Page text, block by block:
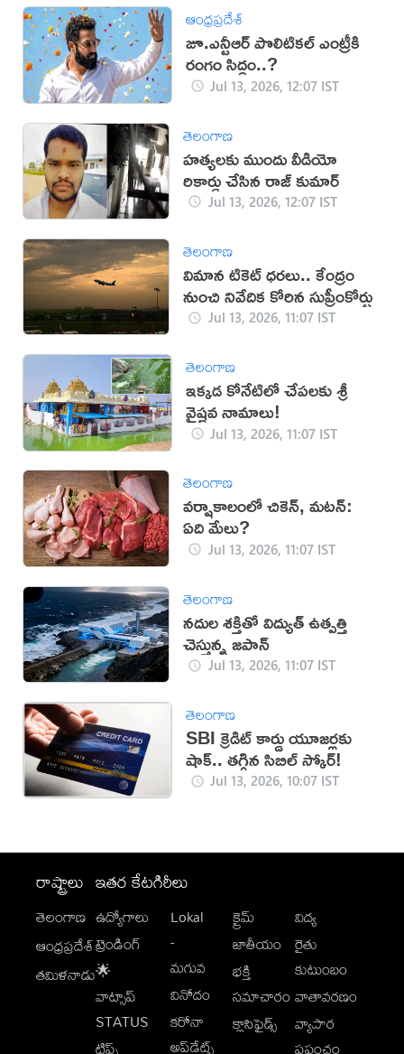
ఆంధ్రప్రదేశ్
జూ.ఎన్టీఆర్‌ పొలిటికల్‌ ఎంట్రీకి
రంగం సిద్ధం..?
Jul 13, 2026, 12:07 IST
తెలంగాణ
హత్యలకు ముందు వీడియో
రికార్డు చేసిన రాజ్ కుమార్
Jul 13, 2026, 12:07 IST
తెలంగాణ
విమాన టికెట్‌ ధరలు.. కేంద్రం
నుంచి నివేదిక కోరిన సుప్రీంకోర్టు
Jul 13, 2026, 11:07 IST
తెలంగాణ
ఇక్కడ కోనేటిలో చేపలకు శ్రీ
వైష్ణవ నామాలు!
Jul 13, 2026, 11:07 IST
తెలంగాణ
వర్షాకాలంలో చికెన్, మటన్:
ఏది మేలు?
Jul 13, 2026, 11:07 IST
తెలంగాణ
నదుల శక్తితో విద్యుత్ ఉత్పత్తి
చెస్తున్న జపాన్
Jul 13, 2026, 11:07 IST
తెలంగాణ
SBI క్రెడిట్ కార్డు యూజర్లకు
షాక్.. తగ్గిన సిబిల్ స్కోర్!
Jul 13, 2026, 10:07 IST
రాష్ట్రాలు
తెలంగాణ
ఆంధ్రప్రదేశ్
తమిళనాడు
ఇతర కేటగిరీలు
ఉద్యోగాలు
ట్రెండింగ్
🌟
వాట్సాప్
STATUS
Lokal
-
మగువ
వినోదం
కరోనా
అప్‌డేట్స్
క్రైమ్
జాతీయం
భక్తి
సమాచారం
క్లాసిఫైడ్స్
విద్య
రైతు
కుటుంబం
వాతావరణం
వ్యాపార